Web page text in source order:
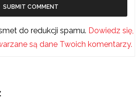
do redukcji spamu. Dowiedz się,
są dane Twoich komentarzy.